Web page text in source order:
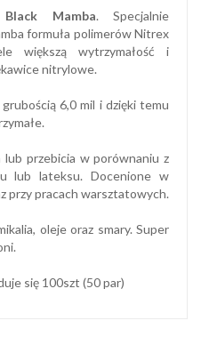
Mamba. Specjalnie
formuła polimerów Nitrex
większą wytrzymałość i
nitrylowe.
6,0 mil i dzięki temu
przebicia w porównaniu z
lub lateksu. Docenione w
przy pracach warsztatowych.
oleje oraz smary. Super
się 100szt (50 par)